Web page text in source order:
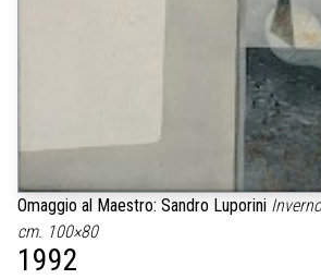
Omaggio al Maestro: Sandro Luporini
cm. 100×80
1992